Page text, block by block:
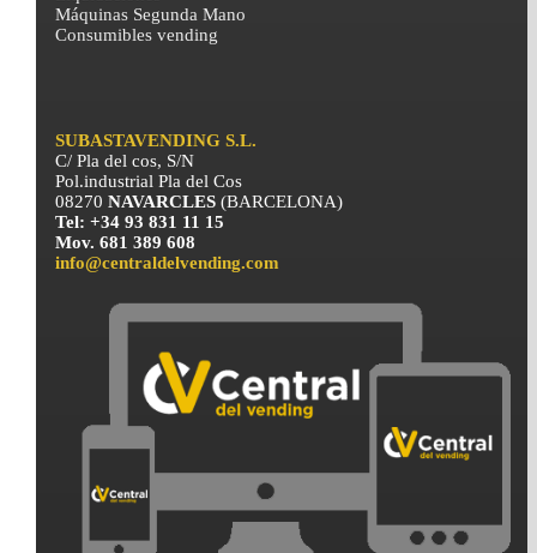
Máquinas Segunda Mano
Consumibles vending
SUBASTAVENDING S.L.
C/ Pla del cos, S/N
Pol.industrial Pla del Cos
08270NAVARCLES(BARCELONA)
Tel: +34 93 831 11 15
Mov. 681 389 608
info@centraldelvending.com